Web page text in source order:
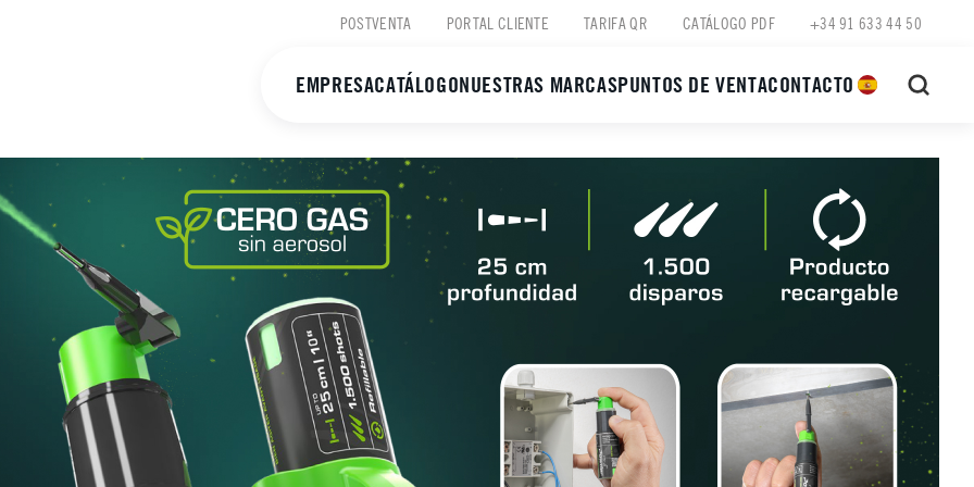
POSTVENTA PORTAL CLIENTE TARIFA QR CATÁLOGO PDF +34 91 633 44 50
EMPRESACATÁLOGONUESTRAS MARCASPUNTOS DE VENTACONTACTO